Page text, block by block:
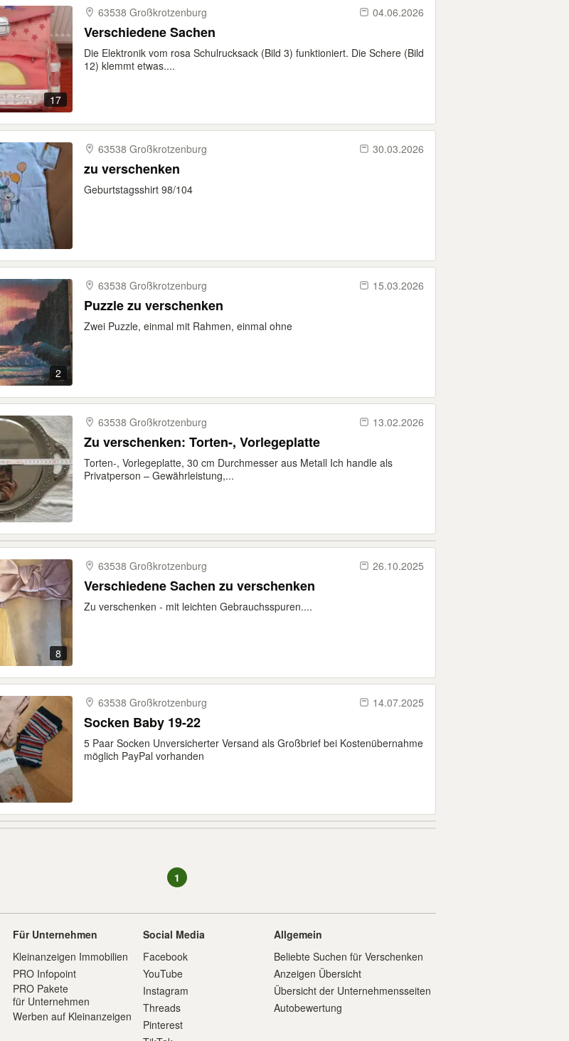
17
63538 Großkrotzenburg 04.06.2026
Verschiedene Sachen
Die Elektronik vom rosa Schulrucksack (Bild 3) funktioniert. Die Schere (Bild
12) klemmt etwas....
63538 Großkrotzenburg 30.03.2026
zu verschenken
Geburtstagsshirt 98/104
2
63538 Großkrotzenburg 15.03.2026
Puzzle zu verschenken
Zwei Puzzle, einmal mit Rahmen, einmal ohne
63538 Großkrotzenburg 13.02.2026
Zu verschenken: Torten-, Vorlegeplatte
Torten-, Vorlegeplatte, 30 cm Durchmesser aus Metall Ich handle als
Privatperson – Gewährleistung,...
8
63538 Großkrotzenburg 26.10.2025
Verschiedene Sachen zu verschenken
Zu verschenken - mit leichten Gebrauchsspuren....
63538 Großkrotzenburg 14.07.2025
Socken Baby 19-22
5 Paar Socken Unversicherter Versand als Großbrief bei Kostenübernahme
möglich PayPal vorhanden
1
Für Unternehmen
Kleinanzeigen Immobilien
PRO Infopoint
PRO Pakete
für Unternehmen
Werben auf Kleinanzeigen
Social Media
Facebook
YouTube
Instagram
Threads
Pinterest
Allgemein
Beliebte Suchen für Verschenken
Anzeigen Übersicht
Übersicht der Unternehmensseiten
Autobewertung